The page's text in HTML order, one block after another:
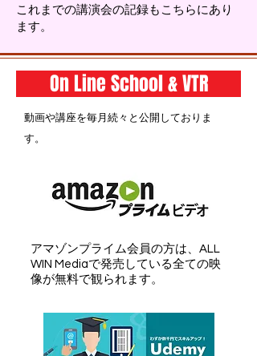
これまでの講演会の記録もこちらにあり
ます。
On Line School & VTR
動画や講座を毎月続々と公開しておりま
す。
​アマゾンプライム会員の方は、ALL
WIN Mediaで発売している全ての映
像が無料で観られます。